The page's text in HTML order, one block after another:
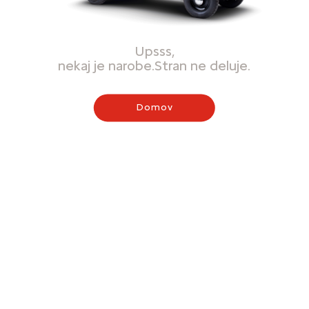
Upsss,
nekaj je narobe.Stran ne deluje.
Domov